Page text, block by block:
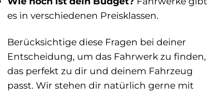
es in verschiedenen Preisklassen.
Berücksichtige diese Fragen bei deiner
Entscheidung, um das Fahrwerk zu finden,
das perfekt zu dir und deinem Fahrzeug
passt. Wir stehen dir natürlich gerne mit